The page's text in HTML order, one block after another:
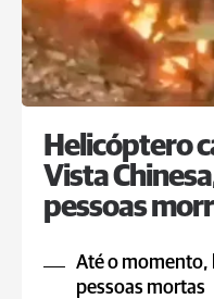
Helicóptero
Vista
pessoas
Até o momento,
pessoas mortas